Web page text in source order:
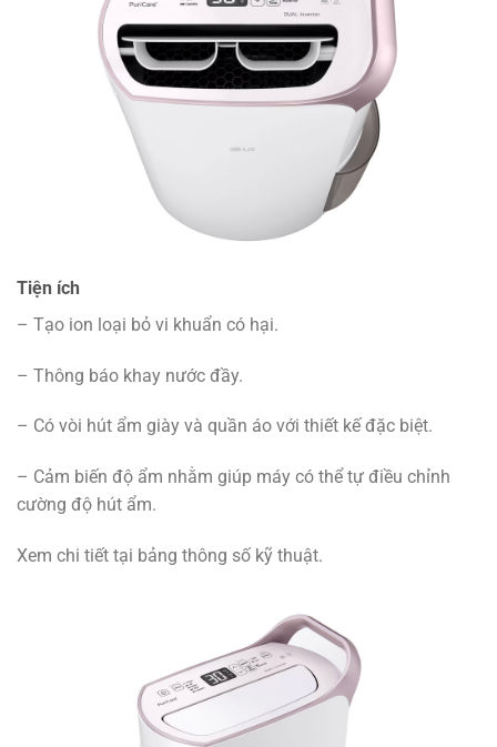
Tiện ích
– Tạo ion loại bỏ vi khuẩn có hại.
– Thông báo khay nước đầy.
– Có vòi hút ẩm giày và quần áo với thiết kế đặc biệt.
– Cảm biến độ ẩm nhằm giúp máy có thể tự điều chỉnh
cường độ hút ẩm.
Xem chi tiết tại bảng thông số kỹ thuật.